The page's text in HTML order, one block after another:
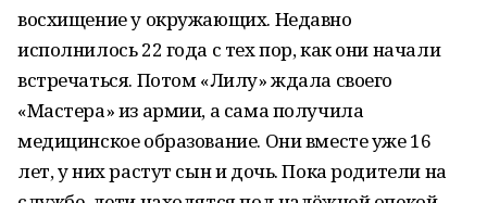
восхищение у окружающих. Недавно
исполнилось 22 года с тех пор, как они начали
встречаться. Потом «Лилу» ждала своего
«Мастера» из армии, а сама получила
медицинское образование. Они вместе уже 16
лет, у них растут сын и дочь. Пока родители на